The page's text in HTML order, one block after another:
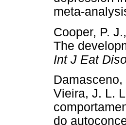
meta-
Cooper, P.
The
Int J Eat
Vieira, J. L.
do